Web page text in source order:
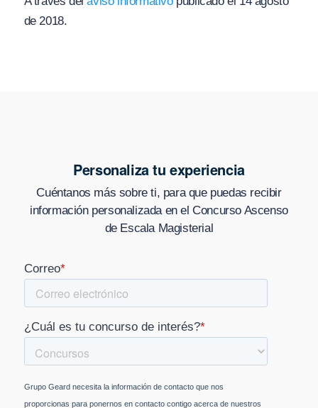
de 2018.
Personaliza tu experiencia
Cuéntanos más sobre ti, para que puedas recibir
información personalizada enel Concurso Ascenso
de Escala Magisterial